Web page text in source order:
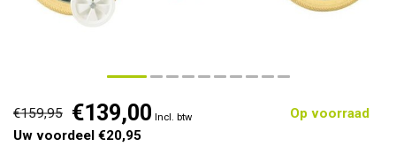
€159,95 €139,00 Incl. btw
Op voorraad
Uw voordeel €20,95